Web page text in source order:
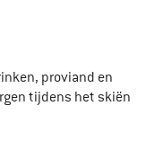
proviand en
tijdens het skiën